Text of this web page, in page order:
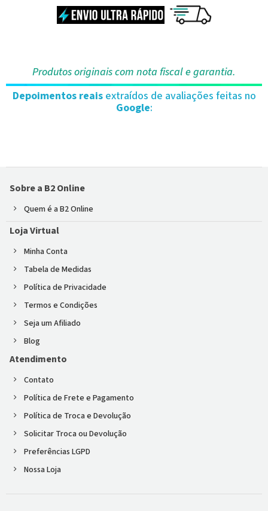
Produtos originais com nota fiscal e garantia.
Depoimentos reaisextraídos de avaliações feitas no
Google:
Sobre a B2 Online
Quem é a B2 Online
Loja Virtual
Minha Conta
Tabela de Medidas
Política de Privacidade
Termos e Condições
Seja um Afiliado
Blog
Atendimento
Contato
Política de Frete e Pagamento
Política de Troca e Devolução
Solicitar Troca ou Devolução
Preferências LGPD
Nossa Loja